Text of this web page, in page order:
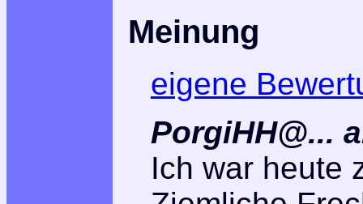
Meinung
eigene
PorgiHH@...
Ich war heute